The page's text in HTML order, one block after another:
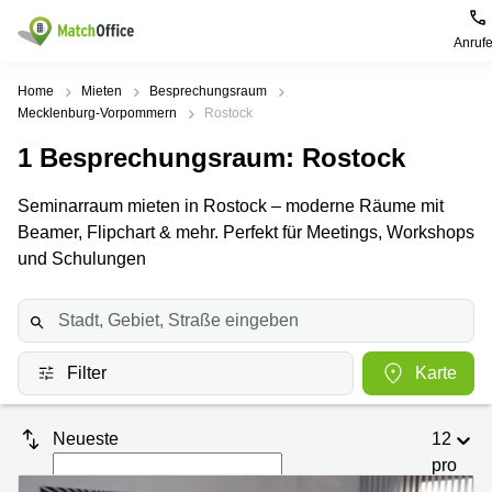
Mieten / Vermieten
Produktseiten
mieten
Business
center
Coworking
Space
Seminarraum
Virtuelles
Beliebte
Städte
Büro
mieten
München
Geschäftsadresse
mieten
Düsseldorf
Stuttgart
Büro
Beliebte
Suchanfragen
Regus
Dortmund
Ellipson
Dortmund
Office Club
Ballindamm
3
Rahel-
Straße
Hilfe
Über uns
Büro vermieten
Preis
Log-in
Home Mieten
Besprechungsraum
Mecklenburg-Vorpommern
Rostock
1 Besprechungsraum: Rostock
Seminarraum mieten in Rostock – moderne Räume mit
Beamer, Flipchart & mehr. Perfekt für Meetings, Workshops
und Schulungen
Filter Karte
Neueste
12
pro